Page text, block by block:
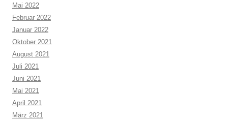
Mai 2022
Februar 2022
Januar 2022
Oktober 2021
August 2021
Juli 2021
Juni 2021
Mai 2021
April 2021
März 2021